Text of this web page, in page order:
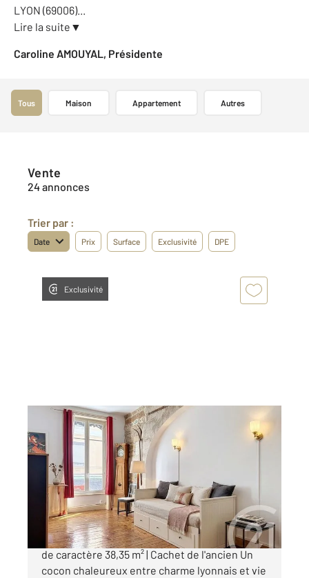
LYON (69006)...
Lire la suite ▼
Caroline AMOUYAL, Présidente
Tous Maison Appartement Autres
Vente
24 annonces
Trier par :
Date Prix Surface Exclusivité DPE
Exclusivité
LYON 69006
38,35 m2, 1 pièce
Ref : 890
Appartement F1 à vendre
179 000 €
Lyon 6e | Proche Gare Part-Dieu | Charmant T1
de caractère 38,35 m² | Cachet de l'ancien Un
cocon chaleureux entre charme lyonnais et vie